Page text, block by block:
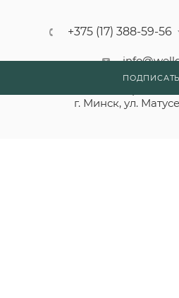
+375 (17) 388-59-56
г. Минск, ул.